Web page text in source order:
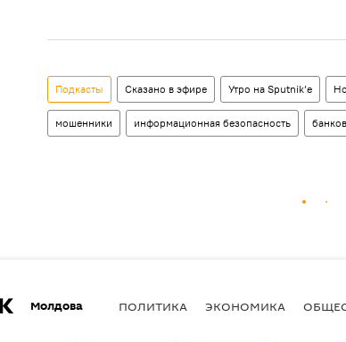
Подкасты Сказано в эфире Утро на Sputnik’e
мошенники информационная безопасность
Молдова ПОЛИТИКА ЭКОНОМИКА